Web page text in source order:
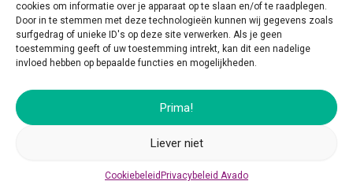
cookies om informatie over je apparaat op te slaan en/of te raadplegen.
Door in te stemmen met deze technologieën kunnen wij gegevens zoals
surfgedrag of unieke ID's op deze site verwerken. Als je geen
toestemming geeft of uw toestemming intrekt, kan dit een nadelige
invloed hebben op bepaalde functies en mogelijkheden.
Prima!
Liever niet
Cookiebeleid Privacybeleid Avado
Cookiebeleid (EU)
Hanzepoort 14, 7575 DA Oldenzaal, Nederland